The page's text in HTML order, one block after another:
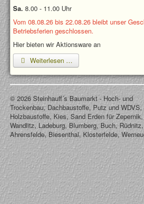
Sa. 8.00 - 11.00 Uhr
Vom 08.08.26 bis 22.08.26 bleibt unser
Betriebsferien geschlossen.
Hier bieten wir Aktionsware an
Weiterlesen …
© 2026 Steinhauff´s Baumarkt - Hoch- und
Trockenbau, Dachbaustoffe, Putz und WDVS,
Holzbaustoffe, Kies, Sand Erden für
Wandlitz, Ladeburg, Blumberg, Buch,
Ahrensfelde, Biesenthal, Klosterfelde,